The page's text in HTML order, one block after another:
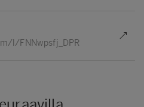
l/FNNwpsfj_DPR